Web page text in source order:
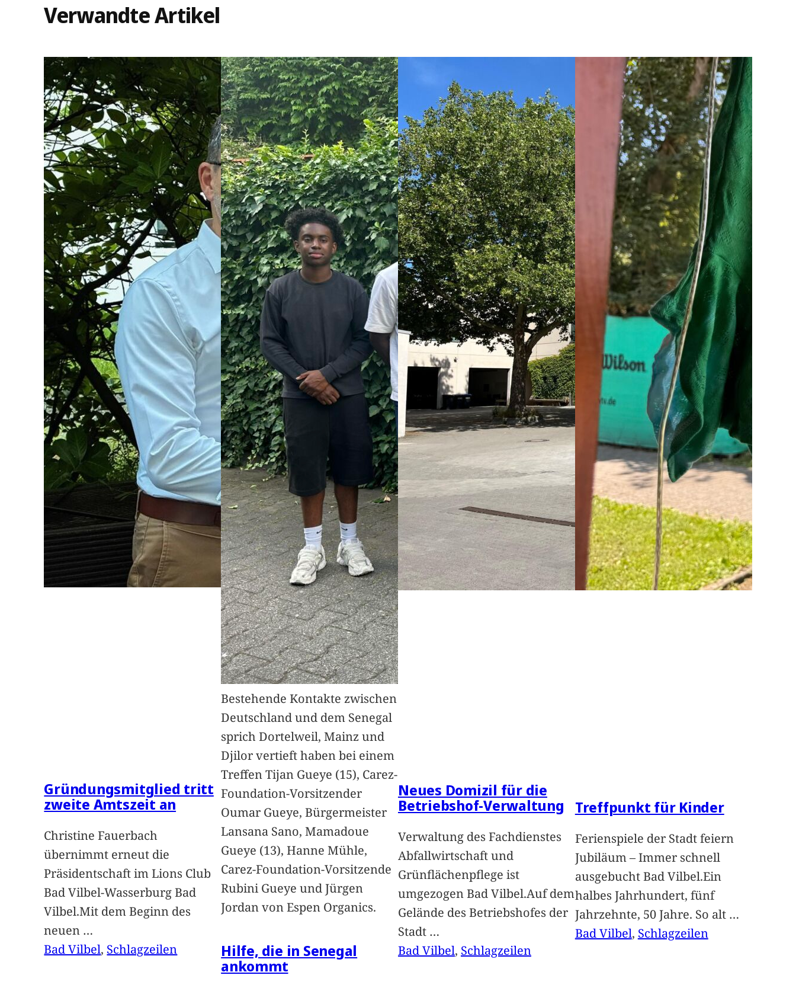
Verwandte Artikel
Gründungsmitglied tritt
zweite Amtszeit an
Christine Fauerbach
übernimmt erneut die
Präsidentschaft im Lions Club
Bad Vilbel-Wasserburg Bad
Vilbel.Mit dem Beginn des
neuen …
Bad Vilbel, Schlagzeilen
Bestehende Kontakte zwischen
Deutschland und dem Senegal
sprich Dortelweil, Mainz und
Djilor vertieft haben bei einem
Treffen Tijan Gueye (15), Carez-
Foundation-Vorsitzender
Oumar Gueye, Bürgermeister
Lansana Sano, Mamadoue
Gueye (13), Hanne Mühle,
Carez-Foundation-Vorsitzende
Rubini Gueye und Jürgen
Jordan von Espen Organics.
Hilfe, die in Senegal
ankommt
Neues Domizil für die
Betriebshof-Verwaltung
Verwaltung des Fachdienstes
Abfallwirtschaft und
Grünflächenpflege ist
umgezogen Bad Vilbel.Auf dem
Gelände des Betriebshofes der
Stadt …
Bad Vilbel, Schlagzeilen
Treffpunkt für Kinder
Ferienspiele der Stadt feiern
Jubiläum – Immer schnell
ausgebucht Bad Vilbel.Ein
halbes Jahrhundert, fünf
Jahrzehnte, 50 Jahre. So alt …
Bad Vilbel, Schlagzeilen